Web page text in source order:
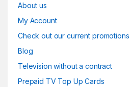
About us
My Account
Check out our current promotions
Blog
Television without a contract
Prepaid TV Top Up Cards